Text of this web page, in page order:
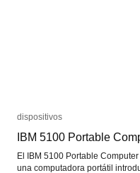
dispositivos
IBM 5100 Portable
El IBM 5100 Portable Computer
una computadora portátil
dispositivos
IBM 5100 Portable